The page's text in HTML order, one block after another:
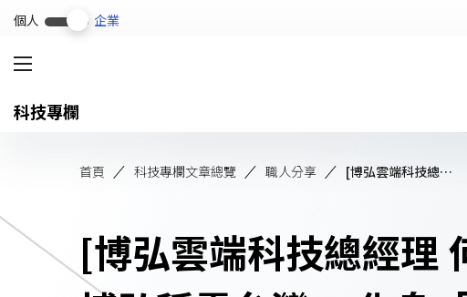
個人 企業
產品與服務
成功案例
微電網
電動車充電系統
數
AI應用
雲
科技專欄
首頁 科技專欄文章總覽 職人分享 [博弘雲端科技總經理 何冠生] 遠傳子公...
[博弘雲端科技總經理